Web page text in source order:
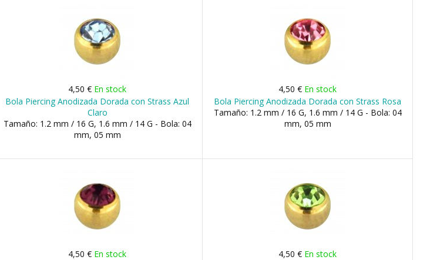
4,50 € En stock
Bola Piercing Anodizada Dorada con Strass Azul
Claro
Tamaño: 1.2 mm / 16 G, 1.6 mm / 14 G - Bola: 04
mm, 05 mm
4,50 € En stock
Bola Piercing Anodizada Dorada con Strass Rosa
Tamaño: 1.2 mm / 16 G, 1.6 mm / 14 G - Bola: 04
mm, 05 mm
4,50 € En stock
4,50 € En stock